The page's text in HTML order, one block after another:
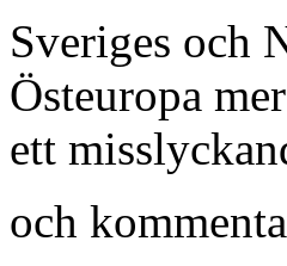
Sveriges och
Östeuropa
ett
och